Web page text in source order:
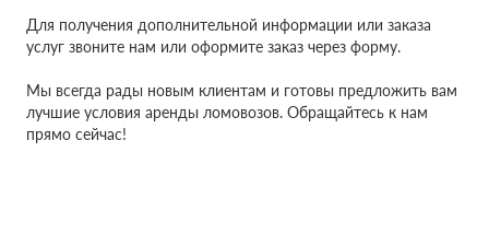
Для получения дополнительной информации или заказа
услуг звоните нам или оформите заказ через форму.
Мы всегда рады новым клиентам и готовы предложить вам
лучшие условия аренды ломовозов. Обращайтесь к нам
прямо сейчас!